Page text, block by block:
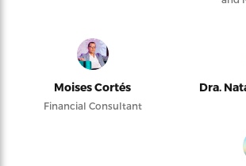
Moises Cortés
Financial Consultant
Dra.